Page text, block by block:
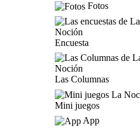
Fotos
Encuesta
Las Columnas
Mini juegos
App